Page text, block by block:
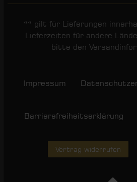
** gilt für Lieferungen
Lieferzeiten für andere
bitte den
Impressum
Barrierefreiheitserklärung
Vertrag widerrufen